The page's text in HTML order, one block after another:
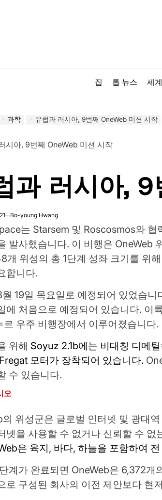
집 톱 뉴스 세계
과학 유럽과 러시아, 9번째 OneWeb 미션 시작
과 러시아,
Bo-young Hwang
는 Starsem 및 Roscosmos와 협
발사했습니다. 이 비행은 OneWeb
개 위성의 총 1단계 성좌 크기를 위
합니다.
19일 목요일로 예정되어 있었습
에 처음으로 예정되어 있습니다. 이
르 우주 비행장에서 이루어졌습니다.
위해 Soyuz 2.1b에는 비대칭 디메
모터가 장착되어 있습니다.
수 있습니다.
오
의 위성군은 글로벌 인터넷 및 광대
넷을 사용할 수 없거나 신뢰할 수
은 육지, 바다, 하늘을 포함하여
계가 완료되면 OneWeb은 6,372
로 구성된 회사의 이전 제안보다 현